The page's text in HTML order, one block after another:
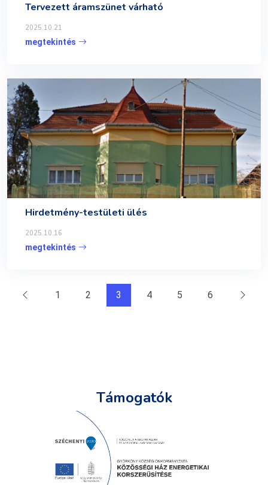
Tervezett áramszünet várható
2025.10.21
megtekintés
Hirdetmény-testületi ülés
2025.10.16
megtekintés
1 2 3 4 5 6
Támogatók